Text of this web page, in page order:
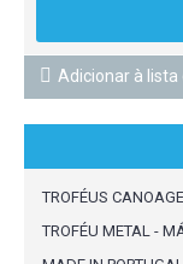
Adicionar à lista
TROFÉUS
TROFÉU METAL -